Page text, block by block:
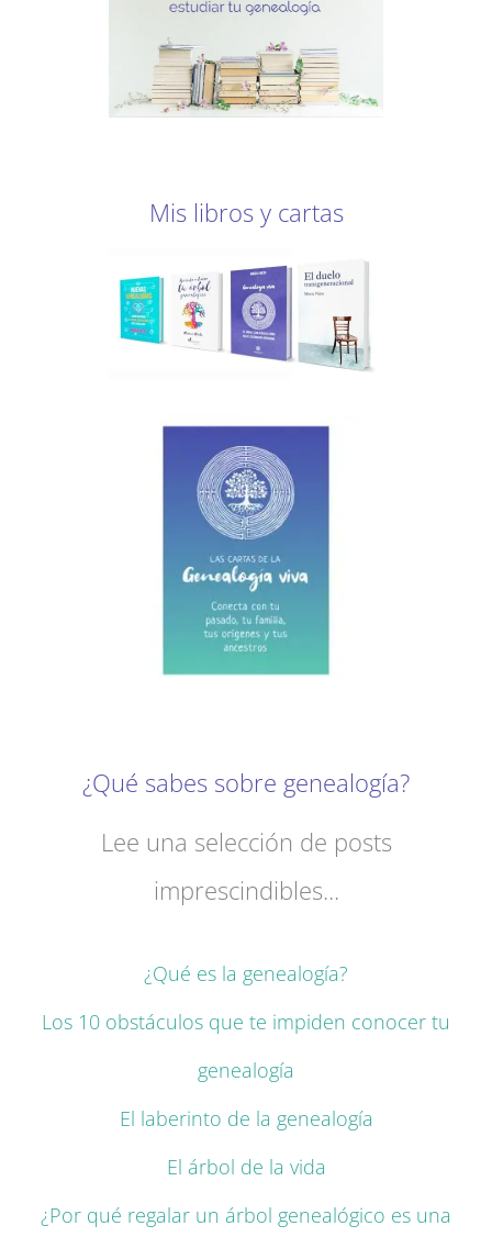
Mis libros y cartas
¿Qué sabes sobre genealogía?
Lee una selección de posts
imprescindibles...
¿Qué es la genealogía?
Los 10 obstáculos que te impiden conocer tu
genealogía
El laberinto de la genealogía
El árbol de la vida
¿Por qué regalar un árbol genealógico es una